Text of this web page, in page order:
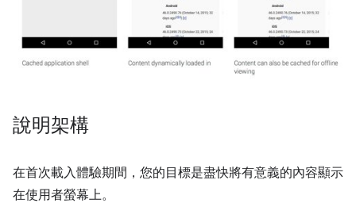
說明架構
在首次載入體驗期間，您的目標是盡快將有意義的內容顯示
在使用者螢幕上。